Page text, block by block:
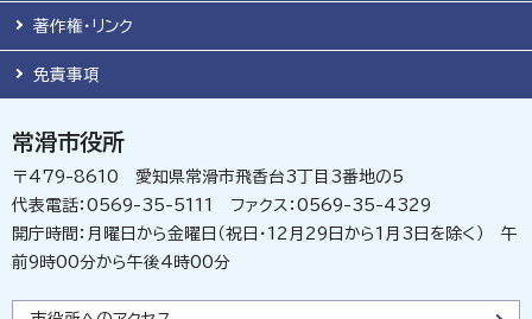
著作権・リンク
免責事項
常滑市役所
〒479-8610 愛知県常滑市飛香台3丁目3番地の5
代表電話：0569-35-5111 ファクス：0569-35-4329
開庁時間：月曜日から金曜日（祝日・12月29日から1月3日を除く） 午
前9時00分から午後4時00分